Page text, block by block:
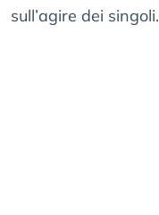
sull’agire dei singoli.